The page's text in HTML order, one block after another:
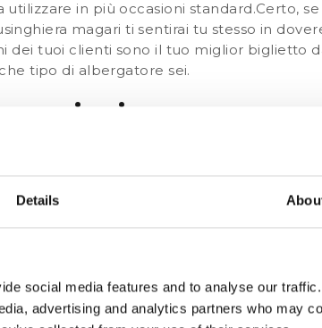
Details
social media features and to analyse our
advertising and analytics partners who may
in più occasioni standard.Certo,
magari ti sentirai tu stesso in
dei tuoi clienti sono il tuo miglior biglietto
tipo di albergatore sei.
alle recensioni? Secondo noi una
scrivi tu albergatore è considerata
offri oppure le peculiarità della tua
ospiti.L’unico caso in cui ti sconsigliamo
di far presente il problema